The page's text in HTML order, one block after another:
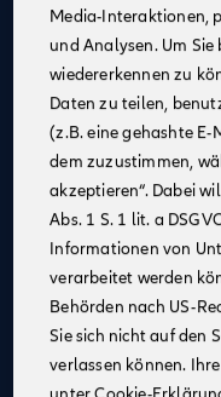
Deine
im Vertrieb
Allianz alsstarker
Businesspläne mit
Unterstützung bei
Bestehender
Qualifizierte
Attraktive
Digitale
Media-Interaktionen,
und Analysen. Um
wiedererkennen zu
Daten zu teilen,
(z.B. eine gehashte
dem zuzustimmen,
akzeptieren“. Dabei
Abs. 1 S. 1 lit. a
Informationen von
verarbeitet werden
Behörden nach US-
Sie sich nicht auf den
verlassen können.